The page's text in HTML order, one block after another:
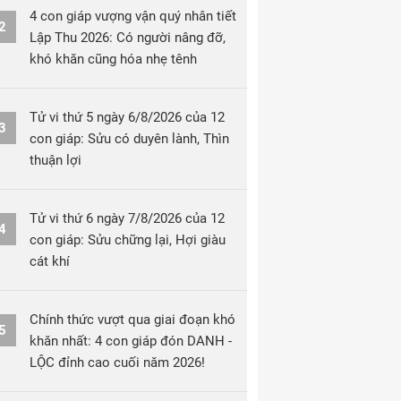
4 con giáp vượng vận quý nhân tiết
Lập Thu 2026: Có người nâng đỡ,
khó khăn cũng hóa nhẹ tênh
Tử vi thứ 5 ngày 6/8/2026 của 12
con giáp: Sửu có duyên lành, Thìn
thuận lợi
Tử vi thứ 6 ngày 7/8/2026 của 12
con giáp: Sửu chững lại, Hợi giàu
cát khí
Chính thức vượt qua giai đoạn khó
khăn nhất: 4 con giáp đón DANH -
LỘC đỉnh cao cuối năm 2026!